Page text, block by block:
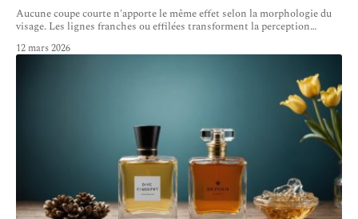
Aucune coupe courte n'apporte le même effet selon la morphologie du
visage. Les lignes franches ou effilées transforment la perception…
12 mars 2026